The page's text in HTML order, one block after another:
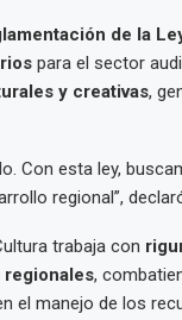
de la
para el sector
y creativas,
Con esta ley,
regional”,
trabaja con
,
el manejo de los